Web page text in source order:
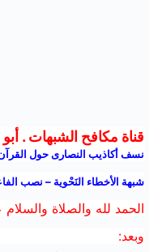
قناة مكافح الشبهات .
نسف أكاذيب النصارىحول
شبهة الأخطاء النَحْوية – نصب
الحمد لله والصلاة
وبعد: